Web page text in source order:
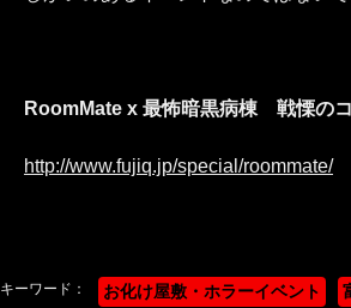
RoomMate x 最怖暗黒病棟 戦慄の
http://www.fujiq.jp/special/roommate/
キーワード： お化け屋敷・ホラーイベント